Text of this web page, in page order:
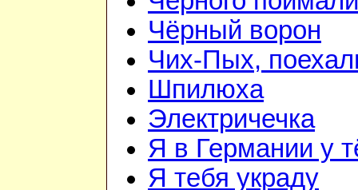
Чёрный ворон
Чих-Пых,
Шпилюха
Электричечка
Я в Германии у
Я тебя украду